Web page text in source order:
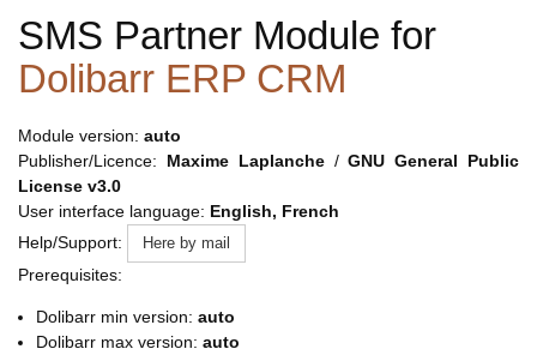
SMS Partner Module for
Dolibarr ERP CRM
Module version: auto
Publisher/Licence: Maxime Laplanche/GNU General Public
License v3.0
User interface language: English, French
Help/Support:
Here by mail
Prerequisites:
Dolibarr min version: auto
Dolibarr max version: auto